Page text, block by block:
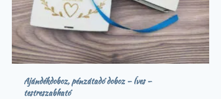
Ajándékdoboz, pénzátadó doboz – Íves –
testreszabható